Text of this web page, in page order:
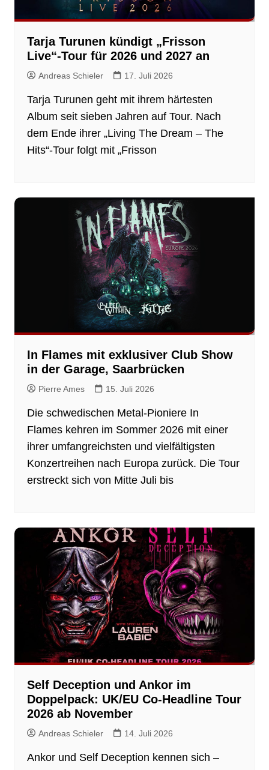
Tarja Turunen kündigt „Frisson
Live“-Tour für 2026 und 2027 an
Andreas Schieler 17. Juli 2026
Tarja Turunen geht mit ihrem härtesten
Album seit sieben Jahren auf Tour. Nach
dem Ende ihrer „Living The Dream – The
Hits“-Tour folgt mit „Frisson
In Flames mit exklusiver Club Show
in der Garage, Saarbrücken
Pierre Ames 15. Juli 2026
Die schwedischen Metal-Pioniere In
Flames kehren im Sommer 2026 mit einer
ihrer umfangreichsten und vielfältigsten
Konzertreihen nach Europa zurück. Die Tour
erstreckt sich von Mitte Juli bis
Self Deception und Ankor im
Doppelpack: UK/EU Co-Headline Tour
2026 ab November
Andreas Schieler 14. Juli 2026
Ankor und Self Deception kennen sich –